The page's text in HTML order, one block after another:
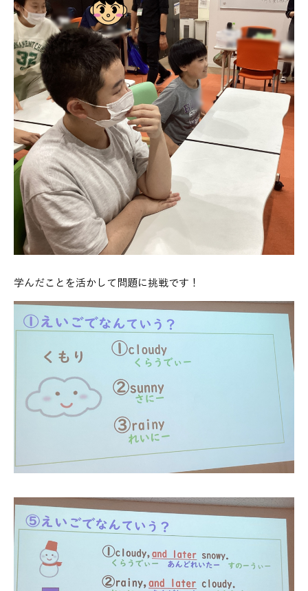
学んだことを活かして問題に挑戦です！